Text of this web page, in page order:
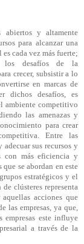
abiertos y altamente
para alcanzar una
cada vez más fuerte;
los desafíos de la
crecer, subsistir a lo
en marcas de
dichos desafíos, es
ambiente competitivo
las amenazas y
para crear
Entre las
sus recursos y
con más eficiencia y
se abordan en este
estratégicos y el
clústeres representa
acciones que
las empresas, ya que,
este influye
a través de la